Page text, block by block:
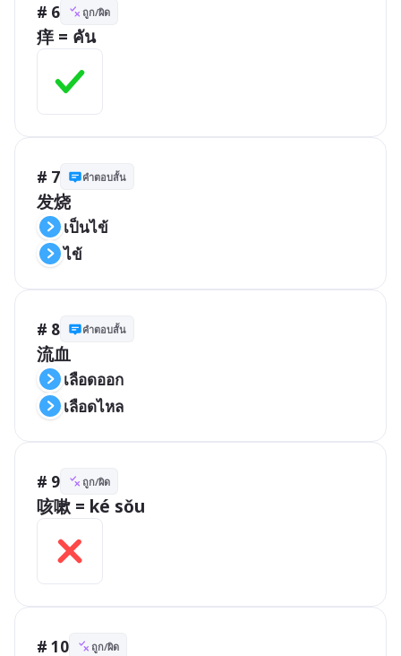
# 6 ถูก/ผิด
痒 = คัน
# 7 คำตอบสั้น
发烧
เป็นไข้
ไข้
# 8 คำตอบสั้น
流血
เลือดออก
เลือดไหล
# 9 ถูก/ผิด
咳嗽 = ké sǒu
# 10 ถูก/ผิด